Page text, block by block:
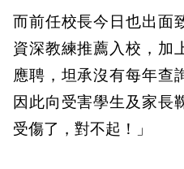
而前任校長今日也出面
資深教練推薦入校，加
應聘，坦承沒有每年查
因此向受害學生及家長
受傷了，對不起！」